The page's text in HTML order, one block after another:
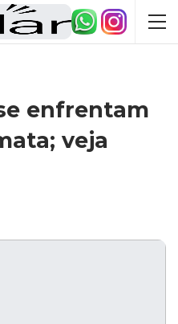
enfrentam
veja